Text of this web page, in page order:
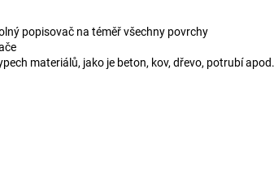
popisovač na téměř všechny povrchy
materiálů, jako je beton, kov, dřevo, potrubí apod.